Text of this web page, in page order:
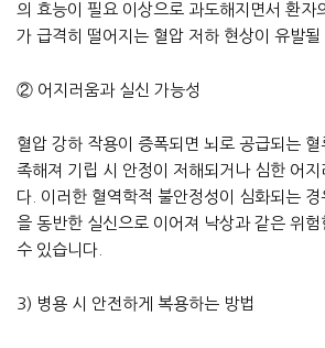
의 효능이 필요 이상으로 과도해지면서 환자
가 급격히 떨어지는 혈압 저하 현상이 유발될
② 어지러움과 실신 가능성
혈압 강하 작용이 증폭되면 뇌로 공급되는
족해져 기립 시 안정이 저해되거나 심한 어지
다. 이러한 혈역학적 불안정성이 심화되는
을 동반한 실신으로 이어져 낙상과 같은 위
수 있습니다.
3) 병용 시 안전하게 복용하는 방법